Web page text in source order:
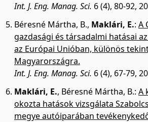
Int. J. Eng. Manag. Sci. 6 (4), 80-92,
Béresné Mártha, B., Maklári, E.: A
gazdasági és társadalmi hatásai
az Európai Unióban, különös
Magyarországra.
Int. J. Eng. Manag. Sci. 6 (4), 67-79,
Maklári, E., Béresné Mártha, B.: A
okozta hatások vizsgálata
megye autóiparában